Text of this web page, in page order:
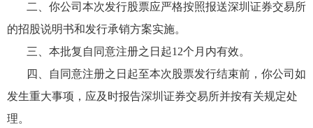
二、你公司本次发行股票应严格按照报送深圳证券交易所
的招股说明书和发行承销方案实施。
三、本批复自同意注册之日起12个月内有效。
四、自同意注册之日起至本次股票发行结束前，你公司如
发生重大事项，应及时报告深圳证券交易所并按有关规定处
理。